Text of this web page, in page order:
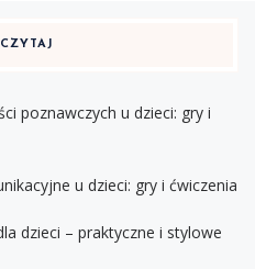
poznawczych u dzieci: gry i
u dzieci: gry i ćwiczenia
dzieci – praktyczne i stylowe